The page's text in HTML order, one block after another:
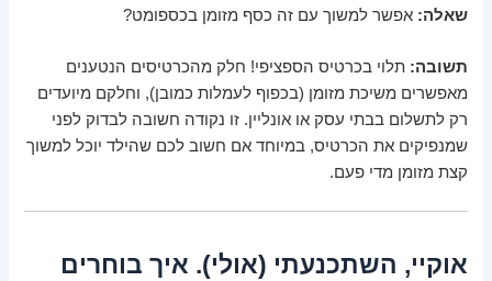
שאלה: אפשר למשוך עם זה כסף מזומן בכספומט?
תשובה: תלוי בכרטיס הספציפי! חלק מהכרטיסים הנטענים
מאפשרים משיכת מזומן (בכפוף לעמלות כמובן), וחלקם מיועדים
רק לתשלום בבתי עסק או אונליין. זו נקודה חשובה לבדוק לפני
שמנפיקים את הכרטיס, במיוחד אם חשוב לכם שהילד יוכל למשוך
קצת מזומן מדי פעם.
אוקיי, השתכנעתי (אולי). איך בוחרים